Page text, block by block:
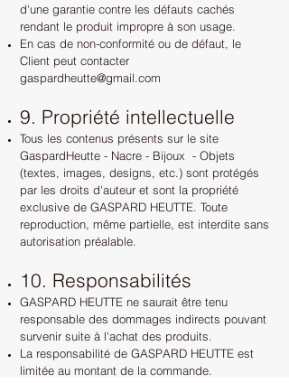
d'une garantie contre les défauts cachés
rendant le produit impropre à son usage.
En cas de non-conformité ou de défaut, le
Client peut contacter
gaspardheutte@gmail.com
9. Propriété intellectuelle
Tous les contenus présents sur le site
GaspardHeutte - Nacre - Bijoux - Objets
(textes, images, designs, etc.) sont protégés
par les droits d'auteur et sont la propriété
exclusive de GASPARD HEUTTE. Toute
reproduction, même partielle, est interdite sans
autorisation préalable.
10. Responsabilités
GASPARD HEUTTE ne saurait être tenu
responsable des dommages indirects pouvant
survenir suite à l'achat des produits.
La responsabilité de GASPARD HEUTTE est
limitée au montant de la commande.